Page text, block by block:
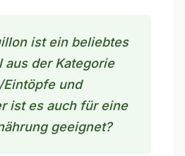
ist ein beliebtes
aus der Kategorie
und
ist es auch für eine
geeignet?